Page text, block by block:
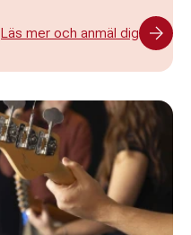
Läs mer och anmäl dig